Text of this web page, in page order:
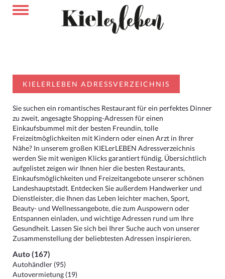
KIELERLEBEN ADRESSVERZEICHNIS
Sie suchen ein romantisches Restaurant für ein perfektes Dinner
zu zweit, angesagte Shopping-Adressen für einen
Einkaufsbummel mit der besten Freundin, tolle
Freizeitmöglichkeiten mit Kindern oder einen Arzt in Ihrer
Nähe? In unserem großen KIELerLEBEN Adressverzeichnis
werden Sie mit wenigen Klicks garantiert fündig. Übersichtlich
aufgelistet zeigen wir Ihnen hier die besten Restaurants,
Einkaufsmöglichkeiten und Freizeitangebote unserer schönen
Landeshauptstadt. Entdecken Sie außerdem Handwerker und
Dienstleister, die Ihnen das Leben leichter machen, Sport,
Beauty- und Wellnessangebote, die zum Auspowern oder
Entspannen einladen, und wichtige Adressen rund um Ihre
Gesundheit. Lassen Sie sich bei Ihrer Suche auch von unserer
Zusammenstellung der beliebtesten Adressen inspirieren.
Auto (167)
Autohändler (95)
Autovermietung (19)